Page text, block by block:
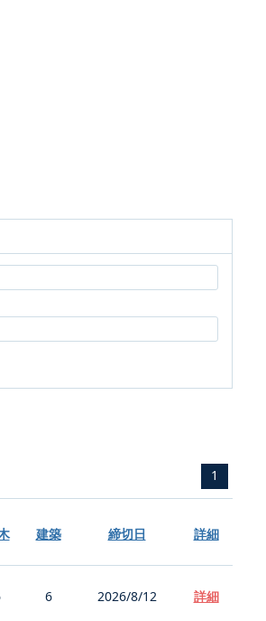
1
建築 締切日 詳細
6 2026/8/12 詳細